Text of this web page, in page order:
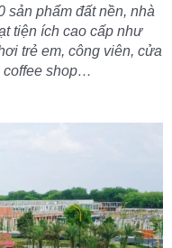
sản phẩm đất nền, nhà
tiện ích cao cấp như
trẻ em, công viên, cửa
coffee shop…